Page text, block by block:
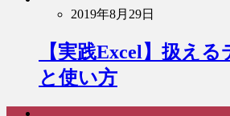
2019年8月29日
【実践Excel】扱え
と使い方